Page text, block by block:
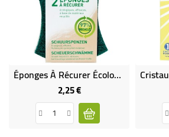
Éponges À Récurer Écologiques
2,25 €Prix